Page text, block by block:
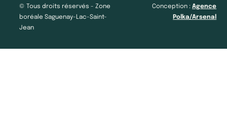
© Tous droits réservés - Zone
boréale Saguenay-Lac-Saint-
Jean
Conception :Agence
Polka/Arsenal